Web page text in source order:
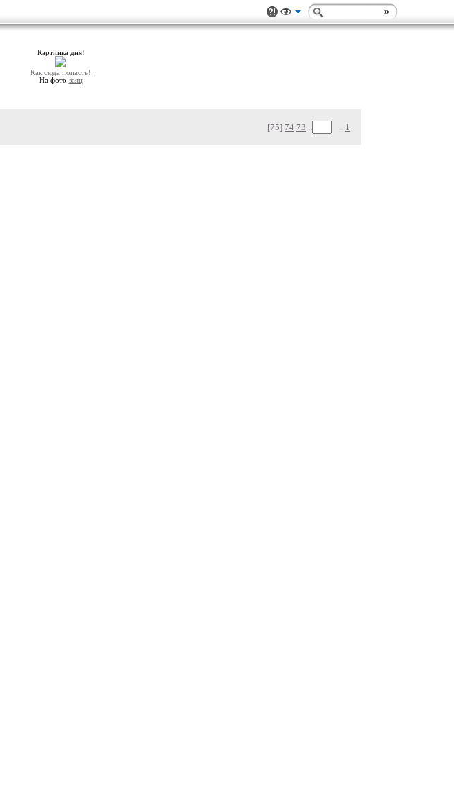
Картинка дня!
Как сюда попасть!
На фото заяц
[75] 74 73 .. .. 1